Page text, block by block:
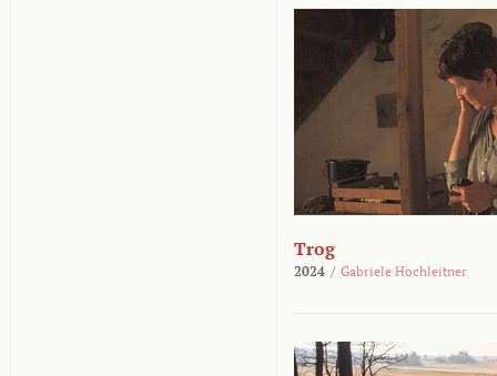
Trog
2024 / Gabriele Hochleitner